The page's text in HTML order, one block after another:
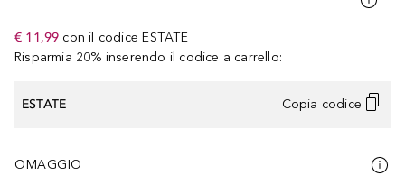
€ 11,99 con il codice ESTATE
Risparmia 20% inserendo il codice a carrello:
ESTATE Copia codice
OMAGGIO